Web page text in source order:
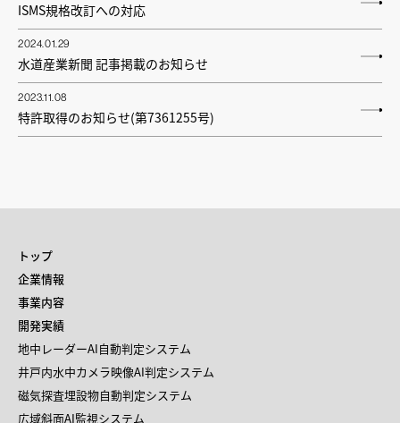
ISMS規格改訂への対応
2024.01.29
水道産業新聞 記事掲載のお知らせ
2023.11.08
特許取得のお知らせ(第7361255号)
トップ
企業情報
事業内容
開発実績
地中レーダーAI自動判定システム
井戸内水中カメラ映像AI判定システム
磁気探査埋設物自動判定システム
広域斜面AI監視システム